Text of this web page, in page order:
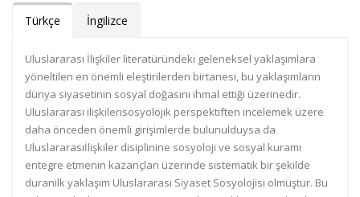
Türkçe İngilizce
Uluslararası İlişkiler literatüründeki geleneksel yaklaşımlara
yöneltilen en önemli eleştirilerden birtanesi, bu yaklaşımların
dünya siyasetinin sosyal doğasını ihmal ettiği üzerinedir.
Uluslararası ilişkilerisosyolojik perspektiften incelemek üzere
daha önceden önemli girişimlerde bulunulduysa da
Uluslararasıİlişkiler disiplinine sosyoloji ve sosyal kuramı
entegre etmenin kazançları üzerinde sistematik bir şekilde
duranilk yaklaşım Uluslararası Siyaset Sosyolojisi olmuştur. Bu